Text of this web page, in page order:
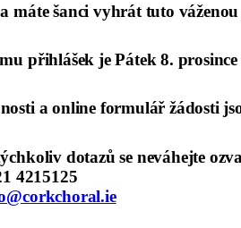
máte šanci vyhrát tuto
přihlášek jePátek 8. prosince
a online formulář žádosti
dotazů se neváhejte
4215125